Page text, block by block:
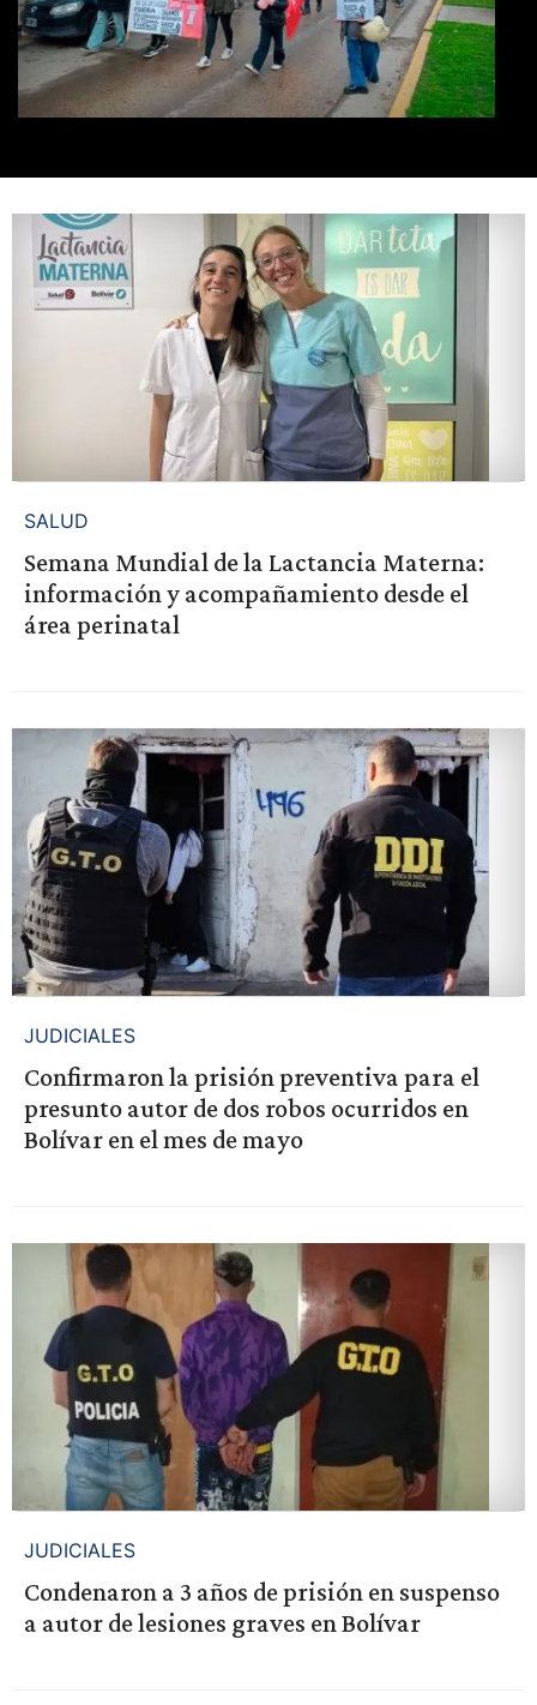
SALUD
Semana Mundial de la Lactancia Materna:
información y acompañamiento desde el
área perinatal
JUDICIALES
Confirmaron la prisión preventiva para el
presunto autor de dos robos ocurridos en
Bolívar en el mes de mayo
JUDICIALES
Condenaron a 3 años de prisión en suspenso
a autor de lesiones graves en Bolívar